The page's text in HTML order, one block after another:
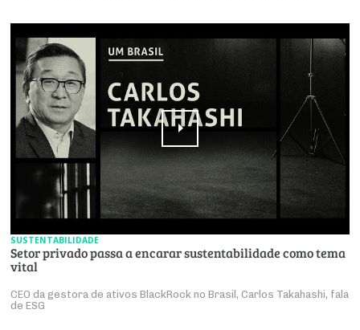
SUSTENTABILIDADE
Setor privado passa a encarar sustentabilidade como tema
vital
CEO da gestora de ativos BlackRock no Brasil, Carlos Takahashi, fala
de ESG